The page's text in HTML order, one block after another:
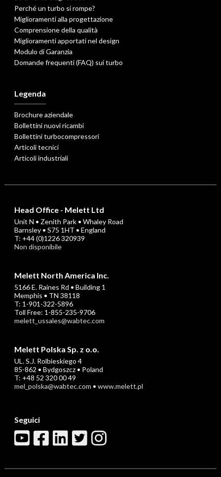
Perché un turbo si rompe?
Miglioramenti alla progettazione
Comprensione della qualità
Miglioramenti apportati nel design
Modulo di Garanzia
Domande frequenti (FAQ) sui turbo
Legenda
Brochure aziendale
Bollettini nuovi ricambi
Bollettini turbocompressori
Articoli tecnici
Articoli industriali
Head Office - Melett Ltd
Unit N • Zenith Park • Whaley Road
Barnsley • S75 1HT • England
T: +44 (0)1226 320939
Non disponibile
Melett North America Inc.
5166 E. Raines Rd • Building 1
Memphis • TN 38118
T: 1-901-322-5896
Toll Free: 1-855-235-9706
melett_ussales@wabtec.com
Melett Polska Sp. z o.o.
UL. S.J. Rolbieskiego 4
85-862 • Bydgoszcz • Poland
T: +48 52 320 00 49
mel_polska@wabtec.com • www.melett.pl
Seguici